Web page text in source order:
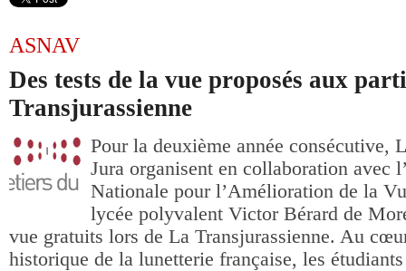
ASNAV
Des tests de la vue proposés aux
Transjurassienne
Pour la deuxième année consécutive,
Jura organisent en collaboration avec
Nationale pour l’Amélioration de la
lycée polyvalent Victor Bérard de
vue gratuits lors de La Transjurassienne. Au
historique de la lunetterie française, les